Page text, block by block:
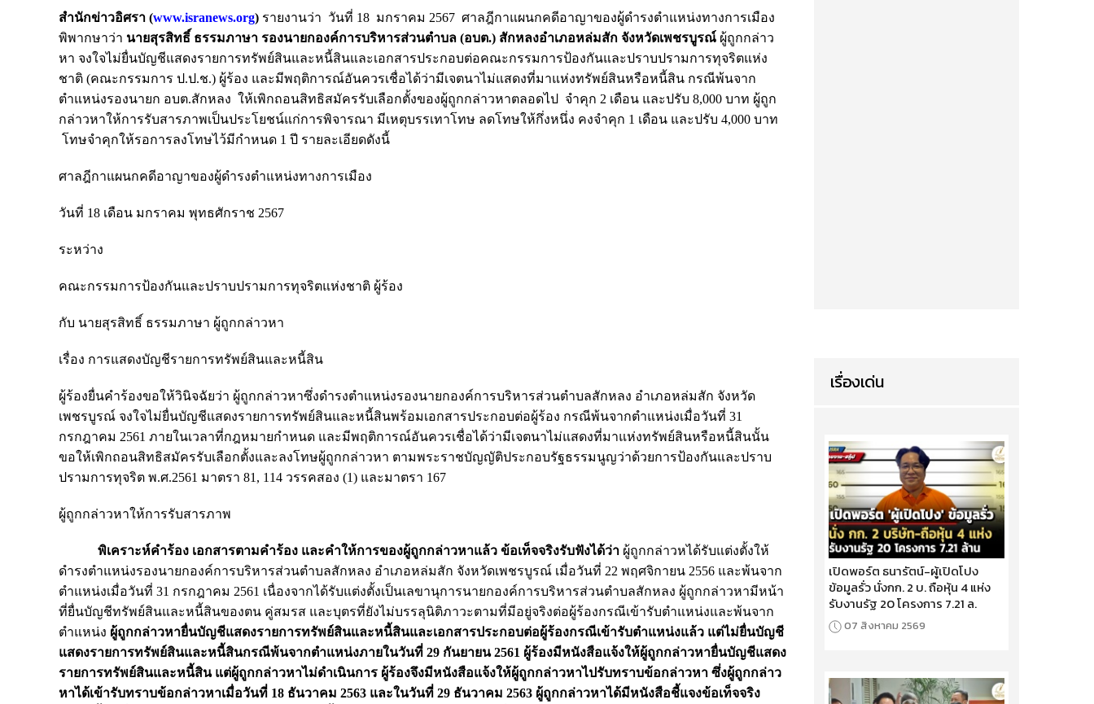
สำนักข่าวอิศรา (www.isranews.org) รายงานว่า วันที่ 18 มกราคม 2567 ศาลฎีกาแผนกคดีอาญาของผู้ดำรงตำแหน่งทางการเมือง
พิพากษาว่า นายสุรสิทธิ์ ธรรมภาษา รองนายกองค์การบริหารส่วนตำบล (อบต.) สักหลงอำเภอหล่มสัก จังหวัดเพชรบูรณ์ ผู้ถูกกล่าว
หา จงใจไม่ยื่นบัญชีแสดงรายการทรัพย์สินและหนี้สินและเอกสารประกอบต่อคณะกรรมการป้องกันและปราบปรามการทุจริตแห่ง
ชาติ (คณะกรรมการ ป.ป.ช.) ผู้ร้อง และมีพฤติการณ์อันควรเชื่อได้ว่ามีเจตนาไม่แสดงที่มาแห่งทรัพย์สินหรือหนี้สิน กรณีพ้นจาก
ตำแหน่งรองนายก อบต.สักหลง ให้เพิกถอนสิทธิสมัครรับเลือกตั้งของผู้ถูกกล่าวหาตลอดไป จำคุก 2 เดือน และปรับ 8,000 บาท ผู้ถูก
กล่าวหาให้การรับสารภาพเป็นประโยชน์แก่การพิจารณา มีเหตุบรรเทาโทษ ลดโทษให้กึ่งหนึ่ง คงจำคุก 1 เดือน และปรับ 4,000 บาท
โทษจำคุกให้รอการลงโทษไว้มีกำหนด 1 ปี รายละเอียดดังนี้
ศาลฎีกาแผนกคดีอาญาของผู้ดำรงตำแหน่งทางการเมือง
วันที่ 18 เดือน มกราคม พุทธศักราช 2567
ระหว่าง
คณะกรรมการป้องกันและปราบปรามการทุจริตแห่งชาติ ผู้ร้อง
กับ นายสุรสิทธิ์ ธรรมภาษา ผู้ถูกกล่าวหา
เรื่อง การแสดงบัญชีรายการทรัพย์สินและหนี้สิน
ผู้ร้องยื่นคำร้องขอให้วินิจฉัยว่า ผู้ถูกกล่าวหาซึ่งดำรงตำแหน่งรองนายกองค์การบริหารส่วนตำบลสักหลง อำเภอหล่มสัก จังหวัด
เพชรบูรณ์ จงใจไม่ยื่นบัญชีแสดงรายการทรัพย์สินและหนี้สินพร้อมเอกสารประกอบต่อผู้ร้อง กรณีพ้นจากตำแหน่งเมื่อวันที่ 31
กรกฎาคม 2561 ภายในเวลาที่กฎหมายกำหนด และมีพฤติการณ์อันควรเชื่อได้ว่ามีเจตนาไม่แสดงที่มาแห่งทรัพย์สินหรือหนี้สินนั้น
ขอให้เพิกถอนสิทธิสมัครรับเลือกตั้งและลงโทษผู้ถูกกล่าวหา ตามพระราชบัญญัติประกอบรัฐธรรมนูญว่าด้วยการป้องกันและปราบ
ปรามการทุจริต พ.ศ.2561 มาตรา 81, 114 วรรคสอง (1) และมาตรา 167
ผู้ถูกกล่าวหาให้การรับสารภาพ
พิเคราะห์คำร้อง เอกสารตามคำร้อง และคำให้การของผู้ถูกกล่าวหาแล้ว ข้อเท็จจริงรับฟังได้ว่า ผู้ถูกกล่าวหได้รับแต่งตั้งให้
ดำรงตำแหน่งรองนายกองค์การบริหารส่วนตำบลสักหลง อำเภอหล่มสัก จังหวัดเพชรบูรณ์ เมื่อวันที่ 22 พฤศจิกายน 2556 และพ้นจาก
ตำแหน่งเมื่อวันที่ 31 กรกฎาคม 2561 เนื่องจากได้รับแต่งตั้งเป็นเลขานุการนายกองค์การบริหารส่วนตำบลสักหลง ผู้ถูกกล่าวหามีหน้า
ที่ยื่นบัญชีทรัพย์สินและหนี้สินของตน คู่สมรส และบุตรที่ยังไม่บรรลุนิติภาวะตามที่มีอยู่จริงต่อผู้ร้องกรณีเข้ารับตำแหน่งและพ้นจาก
ตำแหน่ง ผู้ถูกกล่าวหายื่นบัญชีแสดงรายการทรัพย์สินและหนี้สินและเอกสารประกอบต่อผู้ร้องกรณีเข้ารับตำแหน่งแล้ว แต่ไม่ยื่นบัญชี
แสดงรายการทรัพย์สินและหนี้สินกรณีพ้นจากตำแหน่งภายในวันที่ 29 กันยายน 2561 ผู้ร้องมีหนังสือแจ้งให้ผู้ถูกกล่าวหายื่นบัญชีแสดง
รายการทรัพย์สินและหนี้สิน แต่ผู้ถูกกล่าวหาไม่ดำเนินการ ผู้ร้องจึงมีหนังสือแจ้งให้ผู้ถูกกล่าวหาไปรับทราบข้อกล่าวหา ซึ่งผู้ถูกกล่าว
หาได้เข้ารับทราบข้อกล่าวหาเมื่อวันที่ 18 ธันวาคม 2563 และในวันที่ 29 ธันวาคม 2563 ผู้ถูกกล่าวหาได้มีหนังสือชี้แจงข้อเท็จจริง
เรื่องเด่น
เปิดพอร์ต ธนารัตน์-ผู้เปิดโปง
ข้อมูลรั่ว นั่งกก. 2 บ. ถือหุ้น 4 แห่ง
รับงานรัฐ 20 โครงการ 7.21 ล.
07 สิงหาคม 2569